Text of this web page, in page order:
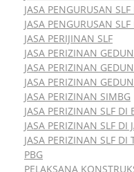
JASA PENGURUSAN
JASA PENGURUSAN
JASA PERIJINAN SLF
JASA PERIZINAN
JASA PERIZINAN
JASA PERIZINAN
JASA PERIZINAN SIMBG
JASA PERIZINAN SLF DI
JASA PERIZINAN SLF DI
JASA PERIZINAN SLF DI
PBG
PELAKSANA